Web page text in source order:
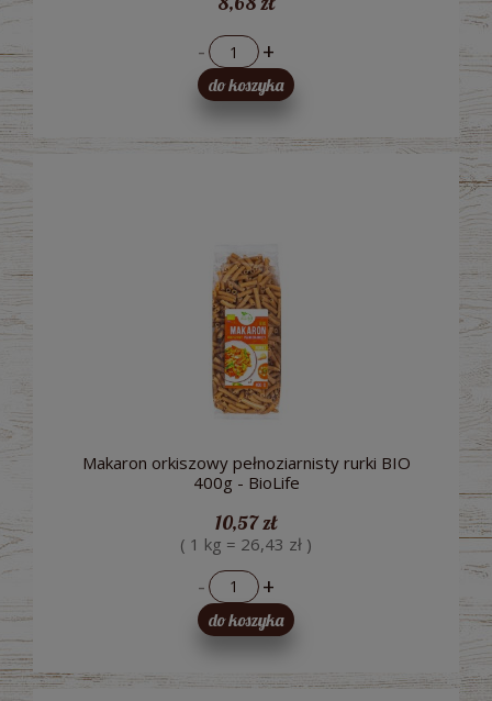
- +
do koszyka
Makaron orkiszowy pełnoziarnisty rurki BIO
400g - BioLife
10,57 zł
( 1 kg = 26,43 zł )
- +
do koszyka